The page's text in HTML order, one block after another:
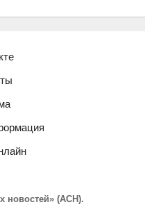
новостей» (АСН).